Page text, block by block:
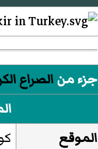
جزء من الصراع الكردي
الموقع